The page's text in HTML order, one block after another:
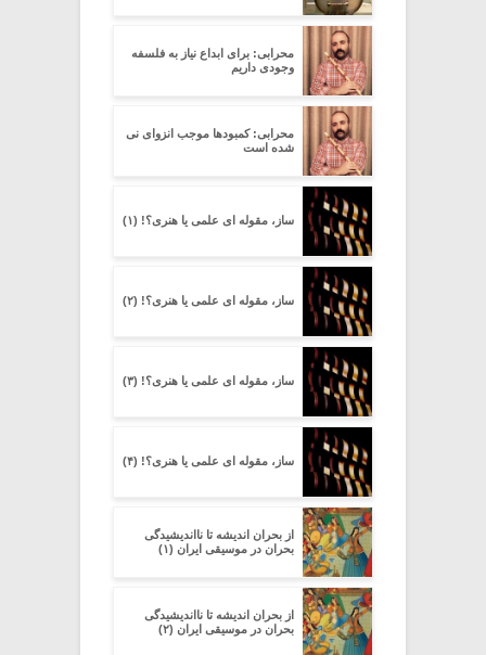
محرابی: برای ابداع نیاز به فلسفه
وجودی داریم
محرابی: کمبودها موجب انزوای نی
شده است
ساز، مقوله ای علمی یا هنری؟! (۱)
ساز، مقوله ای علمی یا هنری؟! (۲)
ساز، مقوله ای علمی یا هنری؟! (۳)
ساز، مقوله ای علمی یا هنری؟! (۴)
از بحران اندیشه تا نااندیشیدگی
بحران در موسیقی ایران (۱)
از بحران اندیشه تا نااندیشیدگی
بحران در موسیقی ایران (۲)